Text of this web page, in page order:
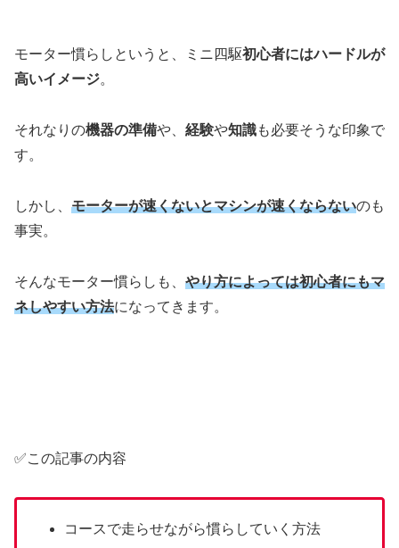
モーター慣らしというと、ミニ四駆初心者にはハードルが
高いイメージ。
それなりの機器の準備や、 経験や知識も必要そうな印象で
す。
しかし、 モーターが速くないとマシンが速くならないのも
事実。
そんなモーター慣らしも、 やり方によっては初心者にもマ
ネしやすい方法になってきます。
✅この記事の内容
コースで走らせながら慣らしていく方法